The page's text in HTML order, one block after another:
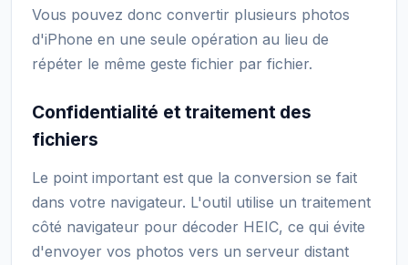
Vous pouvez donc convertir plusieurs photos
d'iPhone en une seule opération au lieu de
répéter le même geste fichier par fichier.
Confidentialité et traitement des
fichiers
Le point important est que la conversion se fait
dans votre navigateur. L'outil utilise un traitement
côté navigateur pour décoder HEIC, ce qui évite
d'envoyer vos photos vers un serveur distant